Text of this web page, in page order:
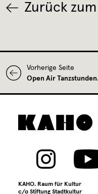
Zurück
Vorherige Seite
Open Air
KAHO. Raum für Kultur
c/o Stiftung Stadtkultur